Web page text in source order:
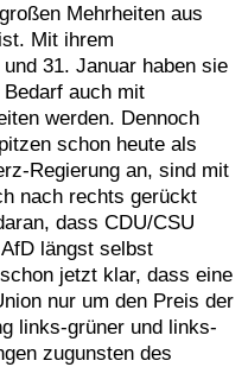
Mehrheiten aus
Mit ihrem
31. Januar haben sie
auch mit
werden. Dennoch
schon heute als
Regierung an, sind mit
nach rechts gerückt
dass CDU/CSU
längst selbst
jetzt klar, dass eine
nur um den Preis der
links-grüner und links-
zugunsten des